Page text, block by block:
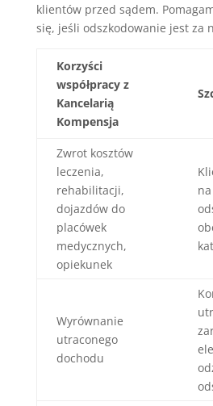
klientów przed sądem.
się, jeśli odszkodowanie jest za
Korzyści
współpracy z
Kancelarią
Kompensja
Zwrot kosztów
leczenia,
rehabilitacji,
dojazdów do
placówek
medycznych,
opiekunek
Wyrównanie
utraconego
dochodu